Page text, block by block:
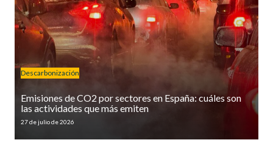
Descarbonización
Emisiones de CO2 por sectores en España: cuáles son
las actividades que más emiten
27 de julio de 2026